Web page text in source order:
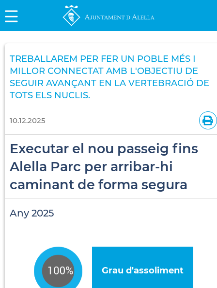
TREBALLAREM PER FER UN POBLE MÉS I
MILLOR CONNECTAT AMB L'OBJECTIU DE
SEGUIR AVANÇANT EN LA VERTEBRACIÓ DE
TOTS ELS NUCLIS.
10.12.2025
Executar el nou passeig fins
Alella Parc per arribar-hi
caminant de forma segura
Any 2025
Grau d'assoliment